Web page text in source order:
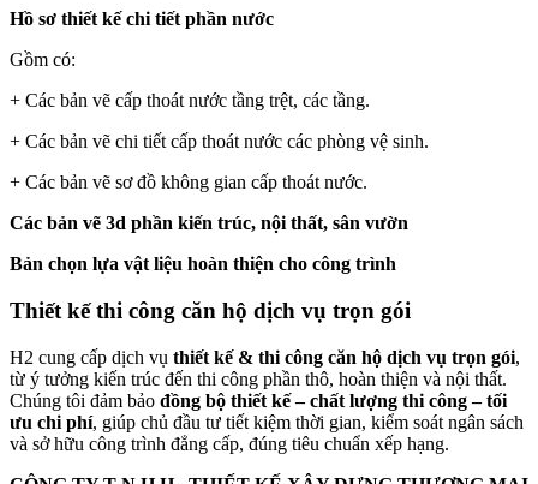
Hồ sơ thiết kế chi tiết phần nước
Gồm có:
+ Các bản vẽ cấp thoát nước tầng trệt, các tầng.
+ Các bản vẽ chi tiết cấp thoát nước các phòng vệ sinh.
+ Các bản vẽ sơ đồ không gian cấp thoát nước.
Các bản vẽ 3d phần kiến trúc, nội thất, sân vườn
Bản chọn lựa vật liệu hoàn thiện cho công trình
Thiết kế thi công căn hộ dịch vụ trọn gói
H2 cung cấp dịch vụ thiết kế & thi công căn hộ dịch vụ trọn gói,
từ ý tưởng kiến trúc đến thi công phần thô, hoàn thiện và nội thất.
Chúng tôi đảm bảo đồng bộ thiết kế – chất lượng thi công – tối
ưu chi phí, giúp chủ đầu tư tiết kiệm thời gian, kiểm soát ngân sách
và sở hữu công trình đẳng cấp, đúng tiêu chuẩn xếp hạng.